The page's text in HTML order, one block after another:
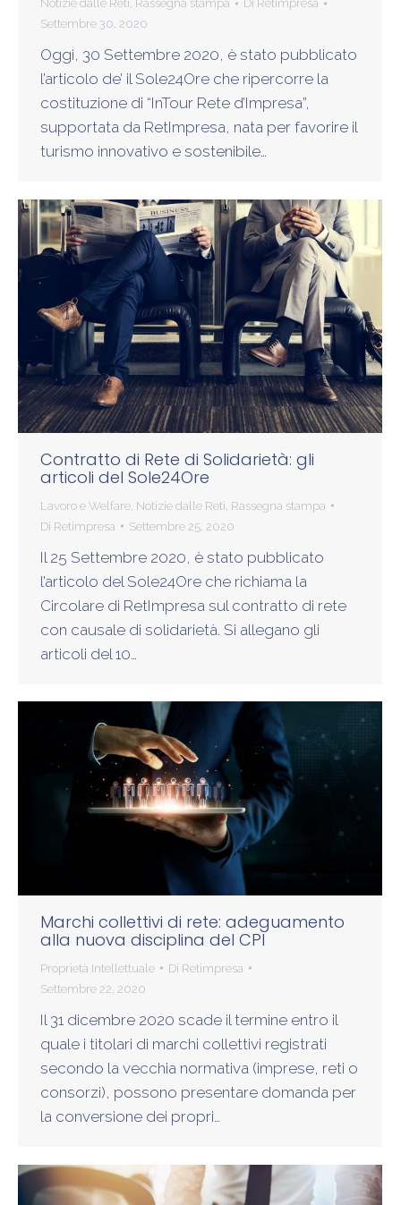
Notizie dalle Reti, Rassegna stampa Di Retimpresa
Settembre 30, 2020
Oggi, 30 Settembre 2020, è stato pubblicato
l’articolo de’ il Sole24Ore che ripercorre la
costituzione di “InTour Rete d’Impresa”,
supportata da RetImpresa, nata per favorire il
turismo innovativo e sostenibile…
Contratto di Rete di Solidarietà: gli
articoli del Sole24Ore
Lavoro e Welfare Notizie dalle Reti Rassegna stampa
Di Retimpresa Settembre 25, 2020
Il 25 Settembre 2020, è stato pubblicato
l’articolo del Sole24Ore che richiama la
Circolare di RetImpresa sul contratto di rete
con causale di solidarietà. Si allegano gli
articoli del 10…
Marchi collettivi di rete: adeguamento
alla nuova disciplina del CPI
Proprietà Intellettuale Di Retimpresa
Settembre 22, 2020
Il 31 dicembre 2020 scade il termine entro il
quale i titolari di marchi collettivi registrati
secondo la vecchia normativa (imprese, reti o
consorzi), possono presentare domanda per
la conversione dei propri…